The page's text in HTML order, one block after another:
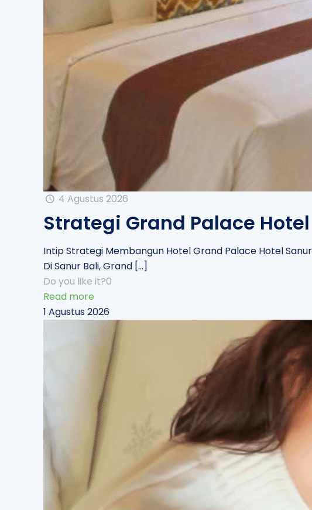
4 Agustus 2026
Strategi Grand Palace
Intip Strategi Membangun Hotel Grand Palace Hotel
Di Sanur Bali, Grand […]
Do you like it?0
Read more
1 Agustus 2026